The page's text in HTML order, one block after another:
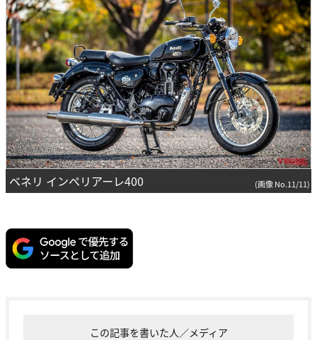
ベネリ インペリアーレ400 (画像 No.11/11)
この記事を書いた人／メディア